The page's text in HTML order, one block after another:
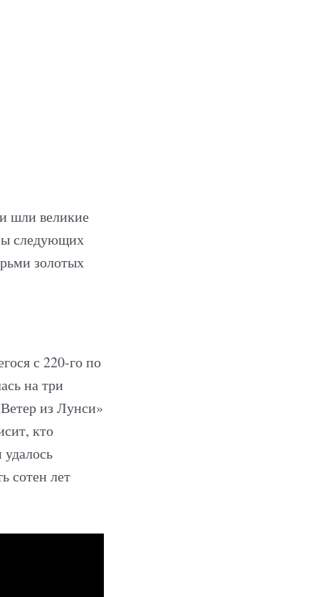
шли великие
следующих
золотых
с 220-го по
на три
из Лунси»
кто
сотен лет